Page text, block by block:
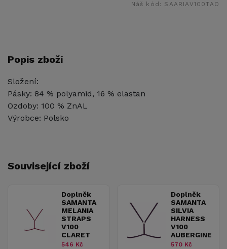
Náš kód: SAARIAV100TAO
Popis zboží
Složení:
Pásky: 84 % polyamid, 16 % elastan
Ozdoby: 100 % ZnAL
Výrobce: Polsko
Související zboží
Doplněk
SAMANTA
MELANIA
STRAPS
V100
CLARET
546 Kč
Doplněk
SAMANTA
SILVIA
HARNESS
V100
AUBERGINE
570 Kč